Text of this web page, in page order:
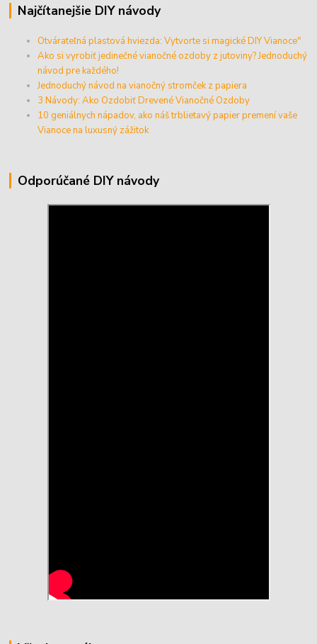
Najčítanejšie DIY návody
Otvárateľná plastová hviezda: Vytvorte si magické DIY Vianoce"
Ako si vyrobiť jedinečné vianočné ozdoby z jutoviny? Jednoduchý
návod pre každého!
Jednoduchý návod na vianočný stromček z papiera
3 Návody: Ako Ozdobiť Drevené Vianočné Ozdoby
10 geniálnych nápadov, ako náš trblietavý papier premení vaše
Vianoce na luxusný zážitok
Odporúčané DIY návody